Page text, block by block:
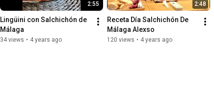
2:55
Lingüini con Salchichón de
Málaga
34 views • 4 years ago
2:48
Receta Día Salchichón De
Málaga Alexso
120 views • 4 years ago